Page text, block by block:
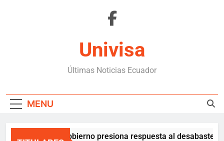
Univisa
Últimas Noticias Ecuador
MENU
Gobierno presiona respuesta al